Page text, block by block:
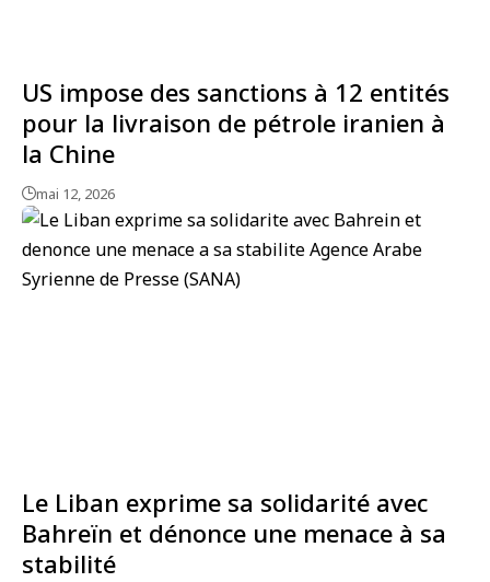
US impose des sanctions à 12 entités
pour la livraison de pétrole iranien à
la Chine
mai 12, 2026
Le Liban exprime sa solidarité avec
Bahreïn et dénonce une menace à sa
stabilité